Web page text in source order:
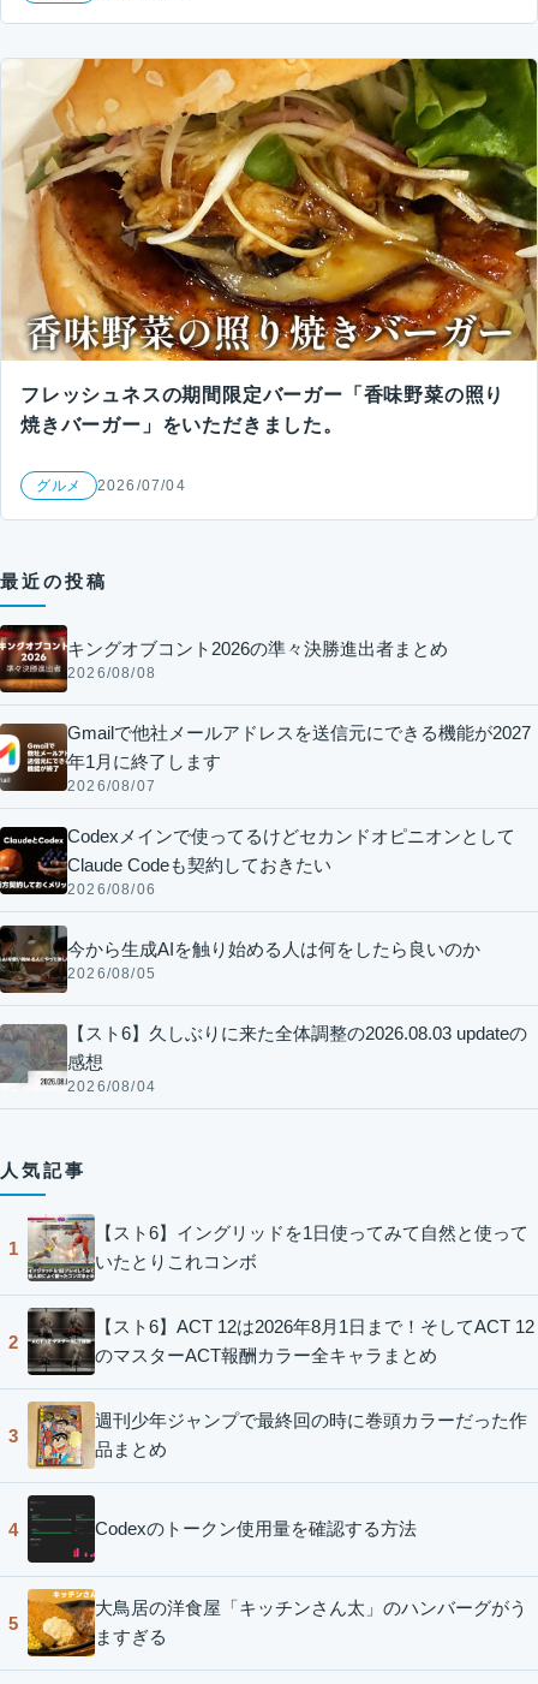
フレッシュネスの期間限定バーガー「香味野菜の照り
焼きバーガー」をいただきました。
グルメ 2026/07/04
最近の投稿
キングオブコント2026の準々決勝進出者まとめ
2026/08/08
Gmailで他社メールアドレスを送信元にできる機能が2027
年1月に終了します
2026/08/07
Codexメインで使ってるけどセカンドオピニオンとして
Claude Codeも契約しておきたい
2026/08/06
今から生成AIを触り始める人は何をしたら良いのか
2026/08/05
【スト6】久しぶりに来た全体調整の2026.08.03 updateの
感想
2026/08/04
人気記事
1
【スト6】イングリッドを1日使ってみて自然と使って
いたとりこれコンボ
2
【スト6】ACT 12は2026年8月1日まで！そしてACT 12
のマスターACT報酬カラー全キャラまとめ
3
週刊少年ジャンプで最終回の時に巻頭カラーだった作
品まとめ
4 Codexのトークン使用量を確認する方法
5
大鳥居の洋食屋「キッチンさん太」のハンバーグがう
ますぎる